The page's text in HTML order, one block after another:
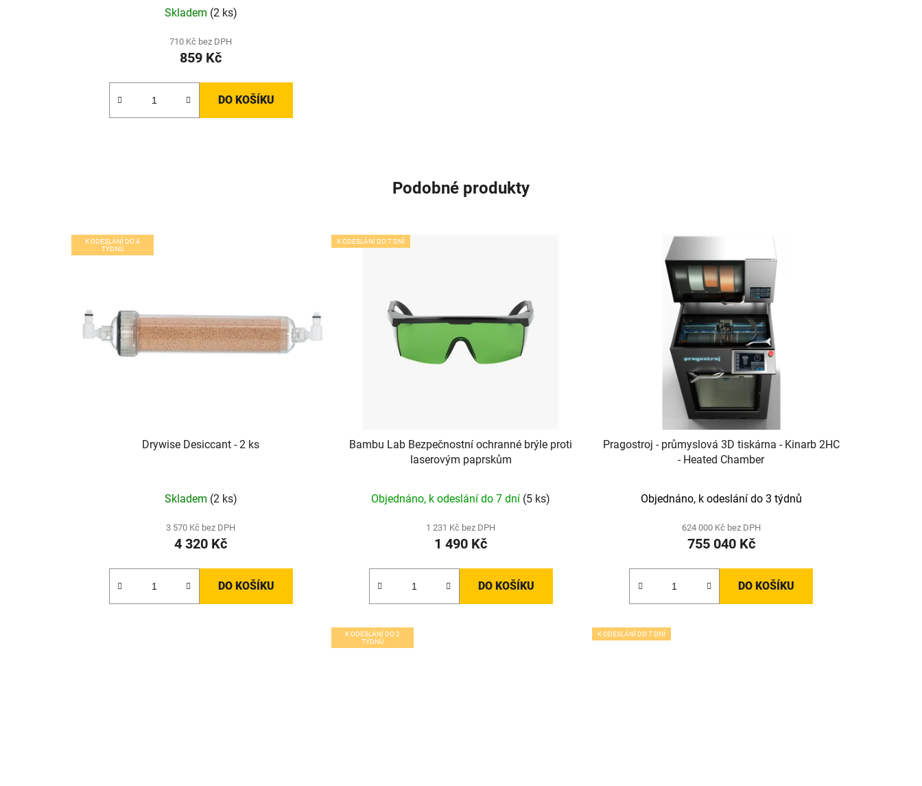
Skladem (2 ks)
710 Kč bez DPH
859 Kč
DO KOŠÍKU
Podobné produkty
K ODESLÁNÍ DO 4
TÝDNŮ
Drywise Desiccant - 2 ks
Skladem (2 ks)
3 570 Kč bez DPH
4 320 Kč
DO KOŠÍKU
K ODESLÁNÍ DO 7 DNÍ
Bambu Lab Bezpečnostní ochranné brýle proti
laserovým paprskům
Objednáno, k odeslání do 7 dní (5 ks)
1 231 Kč bez DPH
1 490 Kč
DO KOŠÍKU
Pragostroj - průmyslová 3D tiskárna - Kinarb 2HC
- Heated Chamber
Objednáno, k odeslání do 3 týdnů
624 000 Kč bez DPH
755 040 Kč
DO KOŠÍKU
K ODESLÁNÍ DO 2
TÝDNŮ
K ODESLÁNÍ DO 7 DNÍ